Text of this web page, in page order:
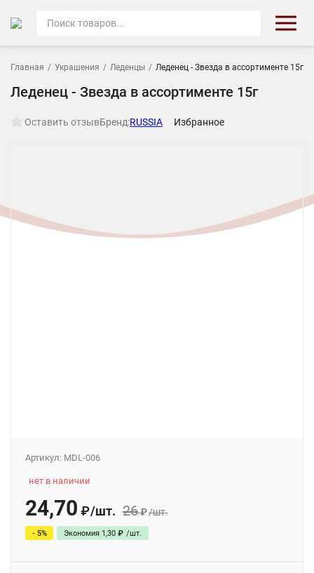
Главная / Украшения / Леденцы / Леденец - Звезда в ассортименте 15г
Леденец - Звезда в ассортименте 15г
Оставить отзывБренд:RUSSIA Избранное
Артикул: MDL-006
нет в наличии
24,70 ₽/шт. 26₽/шт.
- 5% Экономия 1,30 ₽ /шт.